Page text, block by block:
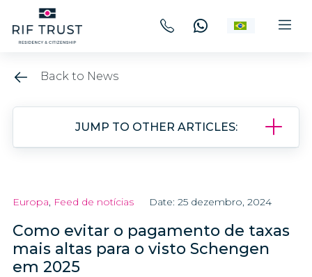
Back to News
JUMP TO OTHER ARTICLES:
Europa, Feed de notícias Date: 25 dezembro, 2024
Como evitar o pagamento de taxas
mais altas para o visto Schengen
em 2025